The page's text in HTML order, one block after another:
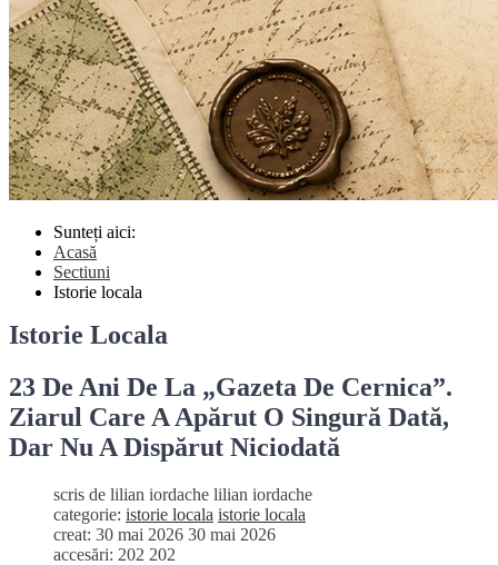
Sunteți aici:
Acasă
Sectiuni
Istorie locala
Istorie Locala
23 De Ani De La „Gazeta De Cernica”.
Ziarul Care A Apărut O Singură Dată,
Dar Nu A Dispărut Niciodată
scris de lilian iordache lilian iordache
categorie: istorie locala istorie locala
creat: 30 mai 2026 30 mai 2026
accesări: 202 202